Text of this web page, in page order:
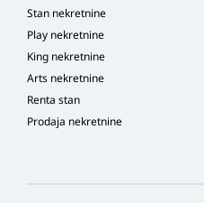
Stan nekretnine
Play nekretnine
King nekretnine
Arts nekretnine
Renta stan
Prodaja nekretnine